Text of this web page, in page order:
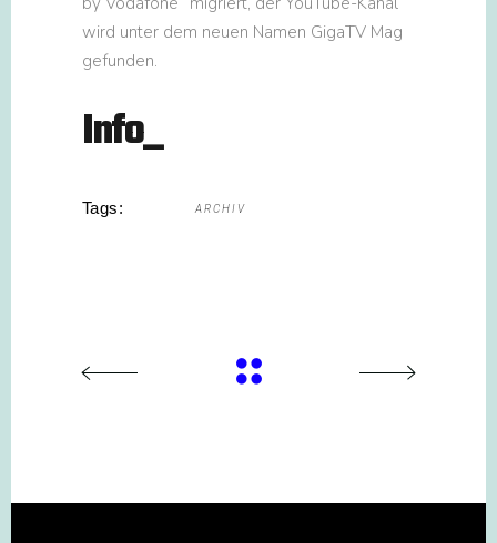
wird unter dem neuen Namen GigaTV Mag
gefunden.
Info_
Tags: ARCHIV